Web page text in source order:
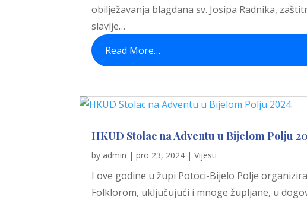
obilježavanja blagdana sv. Josipa Radnika,
slavlje…
Read More…
HKUD Stolac na Adventu u Bijelom Polju
by admin |pro 23, 2024 |Vijesti
I ove godine u župi Potoci-Bijelo Polje
Folklorom, uključujući i mnoge župljane, u